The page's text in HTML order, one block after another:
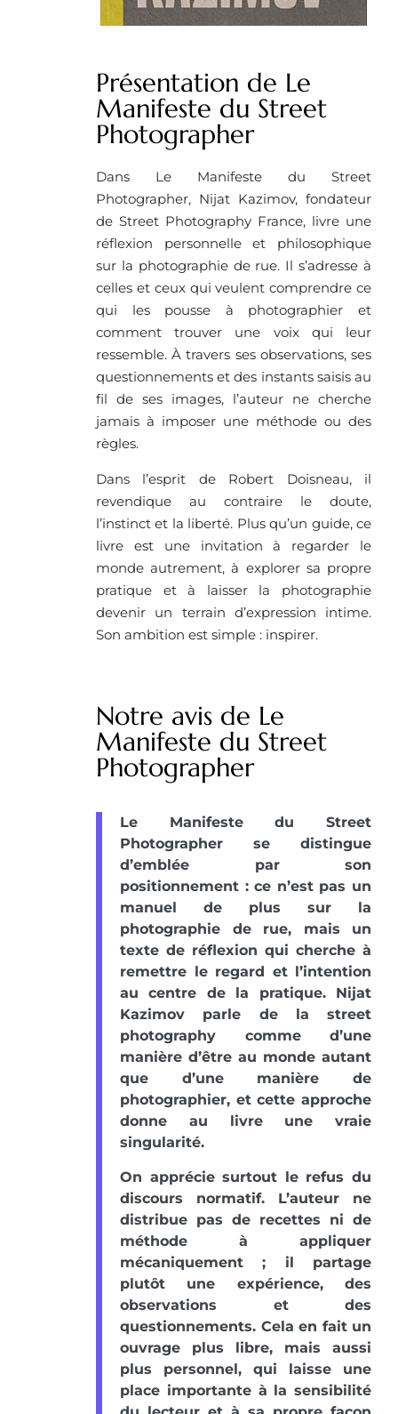
Présentation de Le
Manifeste du Street
Photographer
Dans Le Manifeste du Street
Photographer, Nijat Kazimov, fondateur
de Street Photography France, livre une
réflexion personnelle et philosophique
sur la photographie de rue. Il s’adresse à
celles et ceux qui veulent comprendre ce
qui les pousse à photographier et
comment trouver une voix qui leur
ressemble. À travers ses observations, ses
questionnements et des instants saisis au
fil de ses images, l’auteur ne cherche
jamais à imposer une méthode ou des
règles.
Dans l’esprit de Robert Doisneau, il
revendique au contraire le doute,
l’instinct et la liberté. Plus qu’un guide, ce
livre est une invitation à regarder le
monde autrement, à explorer sa propre
pratique et à laisser la photographie
devenir un terrain d’expression intime.
Son ambition est simple : inspirer.
Notre avis de Le
Manifeste du Street
Photographer
Le Manifeste du Street
Photographer se distingue
d’emblée par son
positionnement : ce n’est pas un
manuel de plus sur la
photographie de rue, mais un
texte de réflexion qui cherche à
remettre le regard et l’intention
au centre de la pratique. Nijat
Kazimov parle de la street
photography comme d’une
manière d’être au monde autant
que d’une manière de
photographier, et cette approche
donne au livre une vraie
singularité.
On apprécie surtout le refus du
discours normatif. L’auteur ne
distribue pas de recettes ni de
méthode à appliquer
mécaniquement ; il partage
plutôt une expérience, des
observations et des
questionnements. Cela en fait un
ouvrage plus libre, mais aussi
plus personnel, qui laisse une
place importante à la sensibilité